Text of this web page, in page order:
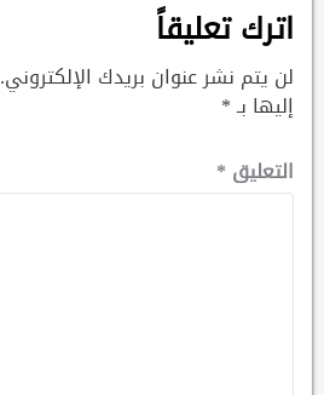
اترك تعليقاً
لن يتم نشر عنوان بريدك الإلكتروني.
إليها بـ*
التعليق *